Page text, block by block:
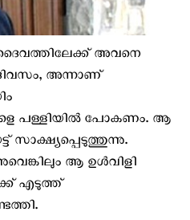
അവനെ
അന്നാണ്
പള്ളിയില്‍ പോകണം. ആ
സാക്ഷ്യപ്പെടുത്തുന്നു.
ആ ഉള്‍വിളി
എടുത്ത്‌